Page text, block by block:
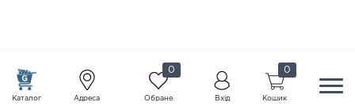
Каталог Адреса
0
Обране Вхід
0
Кошик